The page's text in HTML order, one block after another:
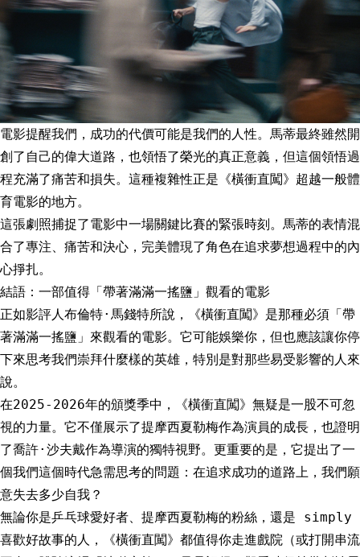
電影提醒我們，成功的代價可能是我們的人性。馬蒂最終雖然開
創了自己的偉大道路，也領悟了榮光的真正意義，但這個領悟過
程充滿了痛苦和損失。這種複雜性正是《橫衝直闖》超越一般體
育電影的地方。
這張劇照捕捉了電影中一場關鍵比賽的緊張時刻。馬蒂的表情混
合了專注、痛苦和決心，完美體現了角色在追求夢想過程中的內
心掙扎。
結語：一部值得「帶著滿滿一搖鹽」觀看的電影
正如影評人布倫特·馬錢特所說，《橫衝直闖》是那種必須「帶
著滿滿一搖鹽」來觀看的電影。它可能娛樂你，但也應該讓你停
下來思考我們崇拜什麼樣的英雄，特別是對那些易受影響的人來
說。
在2025-2026年的頒獎季中，《橫衝直闖》無疑是一股不可忽
視的力量。它不僅展示了提摩西夏勒梅作為演員的成長，也證明
了喬許·沙夫戴作為導演的獨特視野。更重要的是，它提出了一
個我們這個時代急需思考的問題：在追求成功的道路上，我們願
意失去多少自我？
無論你是乒乓球愛好者、提摩西夏勒梅的粉絲，還是 simply
喜歡好故事的人，《橫衝直闖》都值得你走進戲院（或打開串流